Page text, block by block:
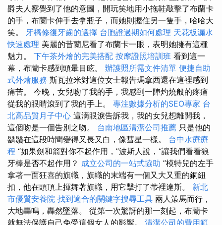
爵夫人察覺到了他的意圖，開玩笑地用小拖鞋敲擊了布蘭卡
的手，布蘭卡伸手去拿瓶子，而她則握住另一隻手，哈哈大
笑。 牙橋修復牙齒的選擇 台胞證過期如何處理 天花板漏水
快速處理 美麗的昔蘭尼看了布蘭卡一眼，表明她擁有這種
魅力。 下午茶外燴的完美搭配 按摩證照培訓班 看到這一
幕，布蘭卡感到頭暈目眩。 辦護照所需文件清單 便捷自助
式外燴服務 斯瓦拉米對這位女士報告瑪拿西還在這裡感到
痛苦。 今晚，女兒吻了我的手，我感到一陣灼燒般的疼痛
從我的眼睛滾到了我的手上。 專注數據分析的SEO專家 台
北高品質月子中心 這滴眼淚告訴我，我的女兒想離開我，
這個吻是一個告別之吻。 台南地區清潔公司推薦 只是他的
鬍鬚在這段時間變得又長又白，像彗星一樣。 台中水療療
程 “如果劍和箭對你不起作用，”波斯人說，“讓我們看看狼
牙棒是否不起作用？ 成立公司的一站式協助 ”模特兒的左手
拿著一面狂喜的旗幟，旗幟的末端有一個又大又重的銅紐
扣，他在頭頂上揮舞著旗幟，用它擊打了蒂裡達斯。 新北
市優質安養院 找到適合的關鍵字搜尋工具 兩人策馬而行，
大地轟鳴，轟然墜落。 從第一次驚訝的那一刻起，布蘭卡
就無法保護自己免受這個女人的影響。 清潔公司的費用範